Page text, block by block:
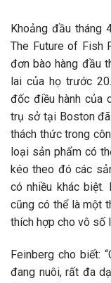
Khoảng đầu tháng
The Future of Fish
đơn bào hàng đầu
lai của họ trước
đốc điều hành của
trụ sở tại Boston
thách thức trong
loại sản phẩm có
kéo theo đó các
có nhiều khác
cũng có thể là một
thích hợp cho vô số
Feinberg cho biết:
đang nuôi, rất đa